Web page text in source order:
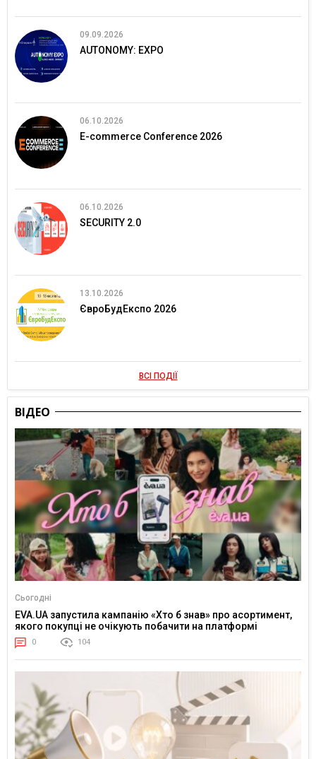
09.09.2026
AUTONOMY: EXPO
06.10.2026
E-commerce Conference 2026
06.10.2026
SECURITY 2.0
13.10.2026
ЄвроБудЕкспо 2026
ВСІ ПОДІЇ
ВІДЕО
Сьогодні
EVA.UA запустила кампанію «Хто б знав» про асортимент,
якого покупці не очікують побачити на платформі
0 104